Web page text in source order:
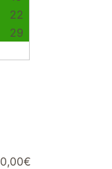
22
29
0,00€